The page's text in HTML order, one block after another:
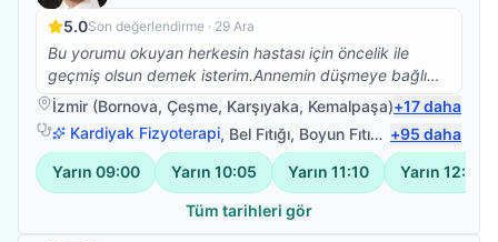
5.0Son değerlendirme · 29 Ara
Bu yorumu okuyan herkesin hastası için öncelik ile
geçmiş olsun demek isterim.Annemin düşmeye bağlı
beyin kanaması sonrası vücudunun sol tarafına
felç.oldu bu süreçte Ümit bey ile yolumuz buluştu ve
annem yaşına farklı kronik rahatsızlığına rağmen
yürüdü ve vücudunu kullabanilir hale geldi.Bunun için
teşekkür edemem yetmez,sanırım hastası olan 10
kişiye sorsak 50 si kendisi için içinden gelen yüm
İzmir (Bornova, Çeşme, Karşıyaka, Kemalpaşa)+17daha
Kardiyak Fizyoterapi, Bel Fıtığı, Boyun Fıtığı ,Omuz Bağ
+95 daha
Yarın 09:00 Yarın 10:05 Yarın 11:10 Yarın 12:15
Tüm tarihleri gör